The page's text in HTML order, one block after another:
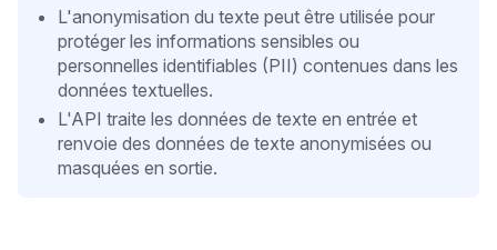
L'anonymisation du texte peut être utilisée pour
protéger les informations sensibles ou
personnelles identifiables (PII) contenues dans les
données textuelles.
L'API traite les données de texte en entrée et
renvoie des données de texte anonymisées ou
masquées en sortie.